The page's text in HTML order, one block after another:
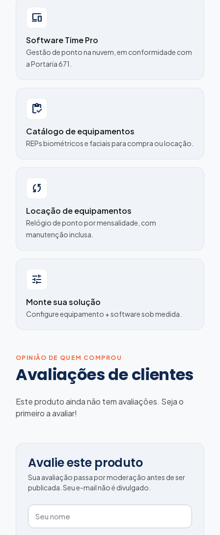
devices
Software Time Pro
Gestão de ponto na nuvem, em conformidade com
a Portaria 671.
inventory
Catálogo de equipamentos
REPs biométricos e faciais para compra ou locação.
sync
Locação de equipamentos
Relógio de ponto por mensalidade, com
manutenção inclusa.
tune
Monte sua solução
Configure equipamento + software sob medida.
OPINIÃO DE QUEM COMPROU
Avaliações de clientes
Este produto ainda não tem avaliações. Seja o
primeiro a avaliar!
Avalie este produto
Sua avaliação passa por moderação antes de ser
publicada. Seu e-mail não é divulgado.